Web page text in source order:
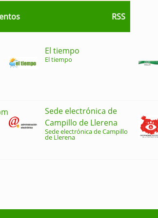
RSS
El tiempo
El tiempo
Sede electrónica de
Campillo de Llerena
Sede electrónica de Campillo
de Llerena